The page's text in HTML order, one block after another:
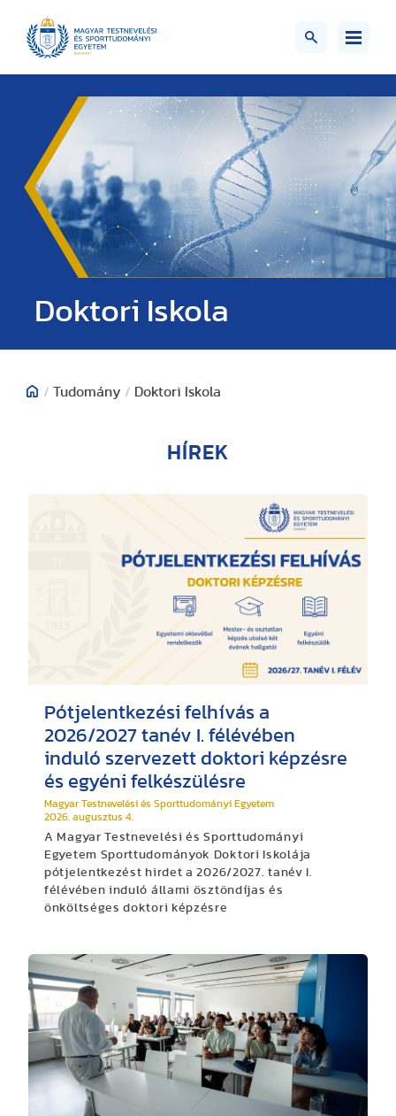
Doktori Iskola
/ Tudomány / Doktori Iskola
HÍREK
Pótjelentkezési felhívás a
2026/2027 tanév I. félévében
induló szervezett doktori képzésre
és egyéni felkészülésre
Magyar Testnevelési és Sporttudományi Egyetem
2026. augusztus 4.
A Magyar Testnevelési és Sporttudományi
Egyetem Sporttudományok Doktori Iskolája
pótjelentkezést hirdet a 2026/2027. tanév I.
félévében induló állami ösztöndíjas és
önköltséges doktori képzésre